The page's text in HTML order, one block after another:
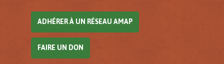
ADHÉRER À UN RÉSEAU AMAP
FAIRE UN DON